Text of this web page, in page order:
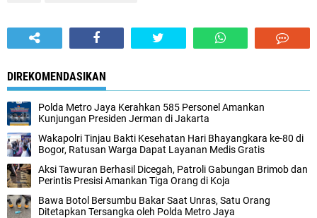
DIREKOMENDASIKAN
Polda Metro Jaya Kerahkan 585 Personel Amankan
Kunjungan Presiden Jerman di Jakarta
Wakapolri Tinjau Bakti Kesehatan Hari Bhayangkara ke-80 di
Bogor, Ratusan Warga Dapat Layanan Medis Gratis‎
‎Aksi Tawuran Berhasil Dicegah, Patroli Gabungan Brimob dan
Perintis Presisi Amankan Tiga Orang di Koja
Bawa Botol Bersumbu Bakar Saat Unras, Satu Orang
Ditetapkan Tersangka oleh Polda Metro Jaya